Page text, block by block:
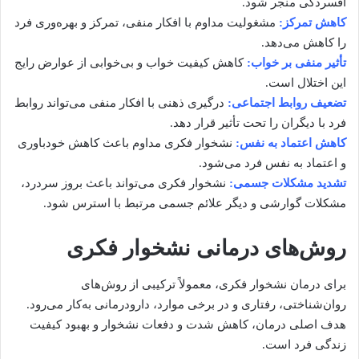
افسردگی منجر شود.
کاهش تمرکز: مشغولیت مداوم با افکار منفی، تمرکز و بهره‌وری فرد
را کاهش می‌دهد.
تأثیر منفی بر خواب: کاهش کیفیت خواب و بی‌خوابی از عوارض رایج
این اختلال است.
تضعیف روابط اجتماعی: درگیری ذهنی با افکار منفی می‌تواند روابط
فرد با دیگران را تحت تأثیر قرار دهد.
کاهش اعتماد به نفس: نشخوار فکری مداوم باعث کاهش خودباوری
و اعتماد به نفس فرد می‌شود.
تشدید مشکلات جسمی: نشخوار فکری می‌تواند باعث بروز سردرد،
مشکلات گوارشی و دیگر علائم جسمی مرتبط با استرس شود.
روش‌های درمانی نشخوار فکری
برای درمان نشخوار فکری، معمولاً ترکیبی از روش‌های
روان‌شناختی، رفتاری و در برخی موارد، دارودرمانی به‌کار می‌رود.
هدف اصلی درمان، کاهش شدت و دفعات نشخوار و بهبود کیفیت
زندگی فرد است.